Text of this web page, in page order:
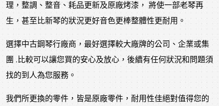
理，整調、整音、耗品更新及原廠烤漆， 將使一部老琴再
生，甚至比新琴的狀況更好音色更棒整體性更耐用。
選擇中古鋼琴行廠商，最好選擇較大廠牌的公司、企業或集
團 ,比較可以讓您買的安心及放心，後續有任何狀況和問題須
找的到人為您服務。
我們所更換的零件，皆是原廠零件，耐用性佳絕對值得您的